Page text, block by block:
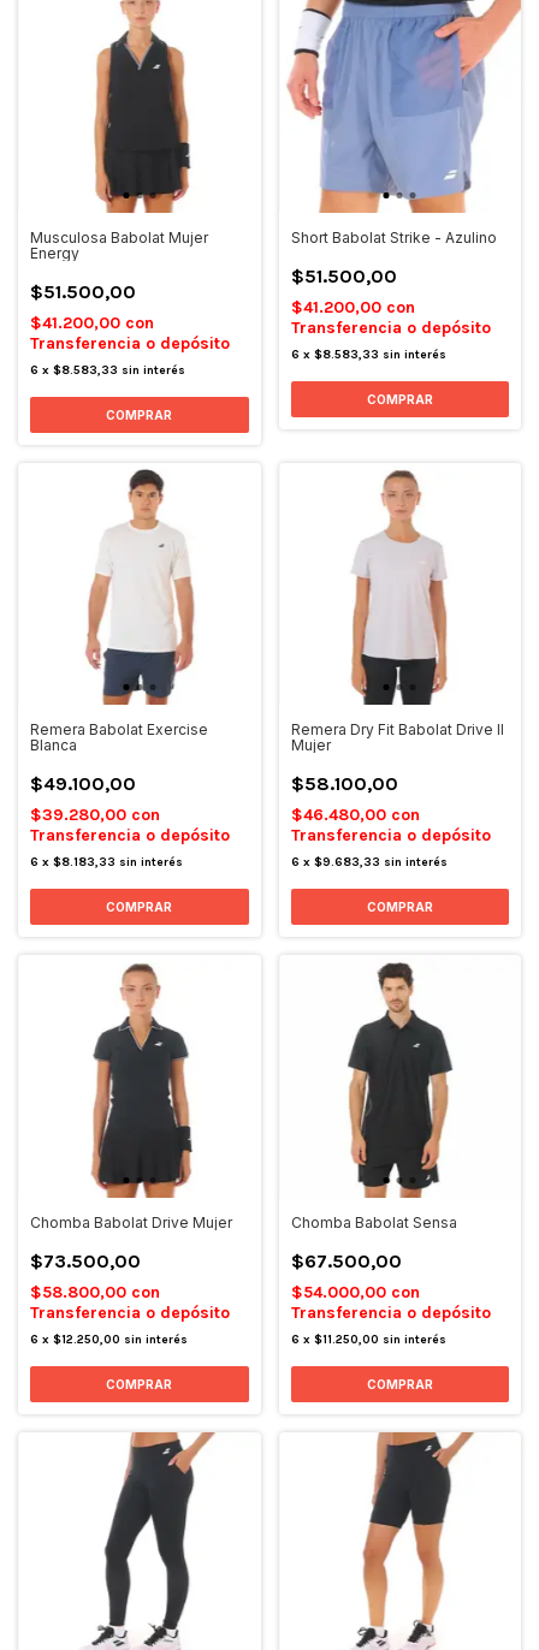
Musculosa Babolat Mujer
Energy
$51.500,00
$41.200,00 con
Transferencia o depósito
6 x $8.583,33 sin interés
COMPRAR
Short Babolat Strike - Azulino
$51.500,00
$41.200,00 con
Transferencia o depósito
6 x $8.583,33 sin interés
COMPRAR
Remera Babolat Exercise
Blanca
$49.100,00
$39.280,00 con
Transferencia o depósito
6 x $8.183,33 sin interés
COMPRAR
Remera Dry Fit Babolat Drive II
Mujer
$58.100,00
$46.480,00 con
Transferencia o depósito
6 x $9.683,33 sin interés
COMPRAR
Chomba Babolat Drive Mujer
$73.500,00
$58.800,00 con
Transferencia o depósito
6 x $12.250,00 sin interés
COMPRAR
Chomba Babolat Sensa
$67.500,00
$54.000,00 con
Transferencia o depósito
6 x $11.250,00 sin interés
COMPRAR